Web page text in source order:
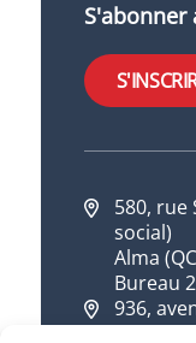
S'abonner
580, rue
social)
Alma
Bureau
936,
Montréal